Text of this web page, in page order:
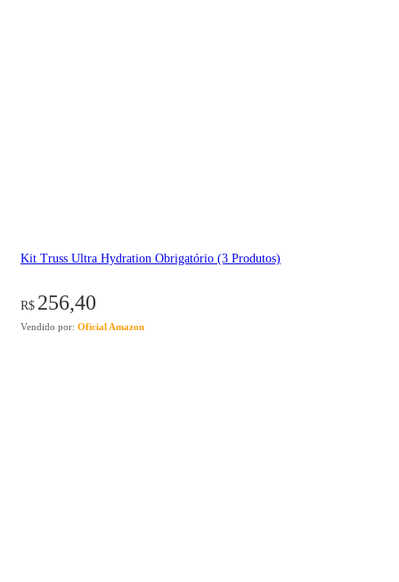
Kit Truss Ultra Hydration Obrigatório (3 Produtos)
R$ 256,40
Vendido por: Oficial Amazon